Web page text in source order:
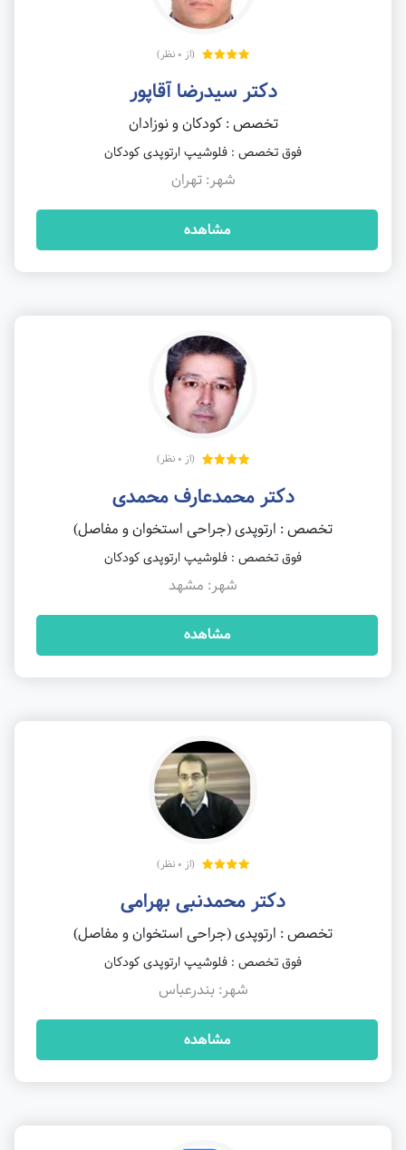
(از 0 نظر)
دکتر سیدرضا آقاپور
تخصص : کودکان و نوزادان
فوق تخصص : فلوشیپ ارتوپدی کودکان
شهر: تهران
مشاهده
(از 0 نظر)
دکتر محمدعارف محمدی
تخصص : ارتوپدی (جراحی استخوان و مفاصل)
فوق تخصص : فلوشیپ ارتوپدی کودکان
شهر: مشهد
مشاهده
(از 0 نظر)
دکتر محمدنبی بهرامی
تخصص : ارتوپدی (جراحی استخوان و مفاصل)
فوق تخصص : فلوشیپ ارتوپدی کودکان
شهر: بندرعباس
مشاهده